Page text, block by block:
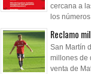
cercana a
los
Reclamo
San Martín
millones de
venta de